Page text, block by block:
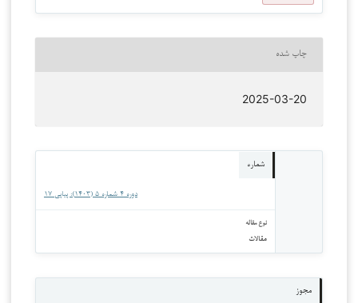
چاپ شده
2025-03-20
شماره
دوره 4 شماره 5 (1403): پیاپی ‍۱۷
نوع مقاله
مقالات
مجوز